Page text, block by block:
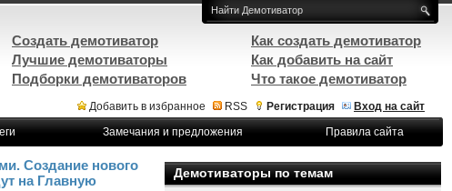
Добавить в избранное RSS Регистрация
Вход на сайт
Замечания и предложения Правила сайта
Создание нового
на Главную
Демотиваторы по темам
Создать демотиватор
Лучшие демотиваторы
Подборки демотиваторов
Как создать демотиватор
Как добавить на сайт
Что такое демотиватор